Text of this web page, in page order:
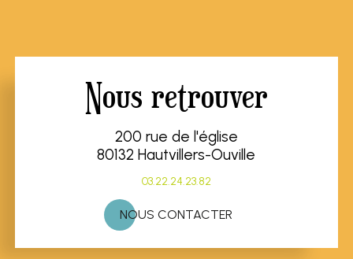
Nous retrouver
200 rue de l'église
80132 Hautvillers-Ouville
03.22.24.23.82
NOUS CONTACTER